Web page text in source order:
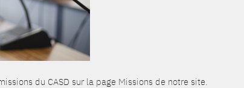
du CASD sur la page Missions de notre site.